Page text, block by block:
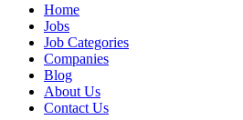
Home
Jobs
Job Categories
Companies
Blog
About Us
Contact Us